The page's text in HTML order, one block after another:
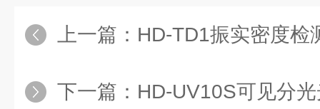
上一篇： HD-TD1振实密度检
下一篇： HD-UV10S可见分